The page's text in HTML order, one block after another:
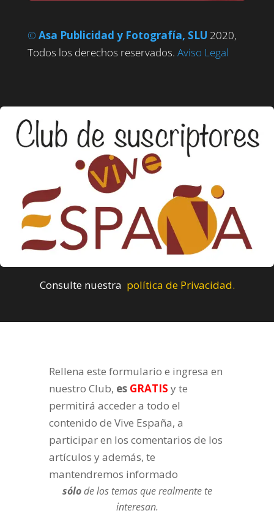
©Asa Publicidad y Fotografía, SLU 2020,
Todos los derechos reservados. Aviso Legal
Consulte nuestra política de Privacidad.
Rellena este formulario e ingresa en
nuestro Club, es GRATIS y te
permitirá acceder a todo el
contenido de Vive España, a
participar en los comentarios de los
artículos y además, te
mantendremos informado
sólode los temas que realmente te
interesan.